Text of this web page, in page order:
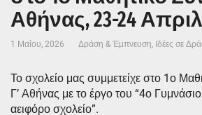
Αθήνας, 23-24
1 Μαΐου, 2026 Δράση & Έμπνευση Ιδέες σε
Το σχολείο μας συμμετείχε στο 1ο
Γ’ Αθήνας με το έργο του “4ο
αειφόρο σχολείο”.